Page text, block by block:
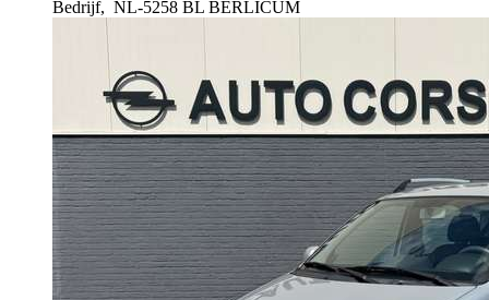
Bedrijf, NL-5258 BL BERLICUM